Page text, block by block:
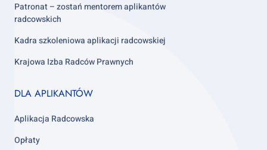
Patronat – zostań mentorem aplikantów
radcowskich
Kadra szkoleniowa aplikacji radcowskiej
Krajowa Izba Radców Prawnych
Footer
3
DLA APLIKANTÓW
Aplikacja Radcowska
Opłaty